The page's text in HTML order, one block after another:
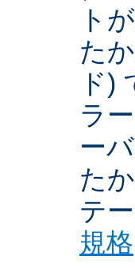
ト
た
ド)
ラ
ー
た
テ
規格